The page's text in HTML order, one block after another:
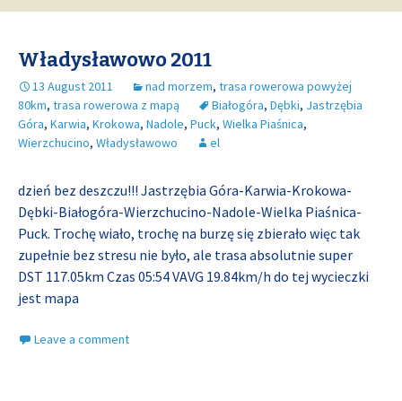
Władysławowo 2011
13 August 2011 nad morzem, trasa rowerowa powyżej
80km, trasa rowerowa z mapą Białogóra, Dębki, Jastrzębia
Góra, Karwia, Krokowa, Nadole, Puck, Wielka Piaśnica,
Wierzchucino, Władysławowo el
dzień bez deszczu!!! Jastrzębia Góra-Karwia-Krokowa-
Dębki-Białogóra-Wierzchucino-Nadole-Wielka Piaśnica-
Puck. Trochę wiało, trochę na burzę się zbierało więc tak
zupełnie bez stresu nie było, ale trasa absolutnie super
DST 117.05km Czas 05:54 VAVG 19.84km/h do tej wycieczki
jest mapa
Leave a comment